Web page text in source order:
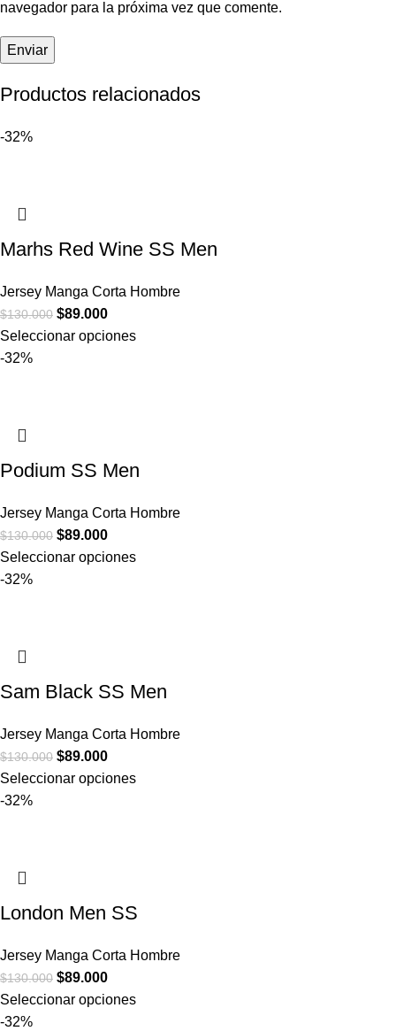
navegador para la próxima vez que comente.
Productos relacionados
-32%
Marhs Red Wine SS Men
Jersey Manga Corta Hombre
$130.000 $89.000
Seleccionar opciones
-32%
Podium SS Men
Jersey Manga Corta Hombre
$130.000 $89.000
Seleccionar opciones
-32%
Sam Black SS Men
Jersey Manga Corta Hombre
$130.000 $89.000
Seleccionar opciones
-32%
London Men SS
Jersey Manga Corta Hombre
$130.000 $89.000
Seleccionar opciones
-32%